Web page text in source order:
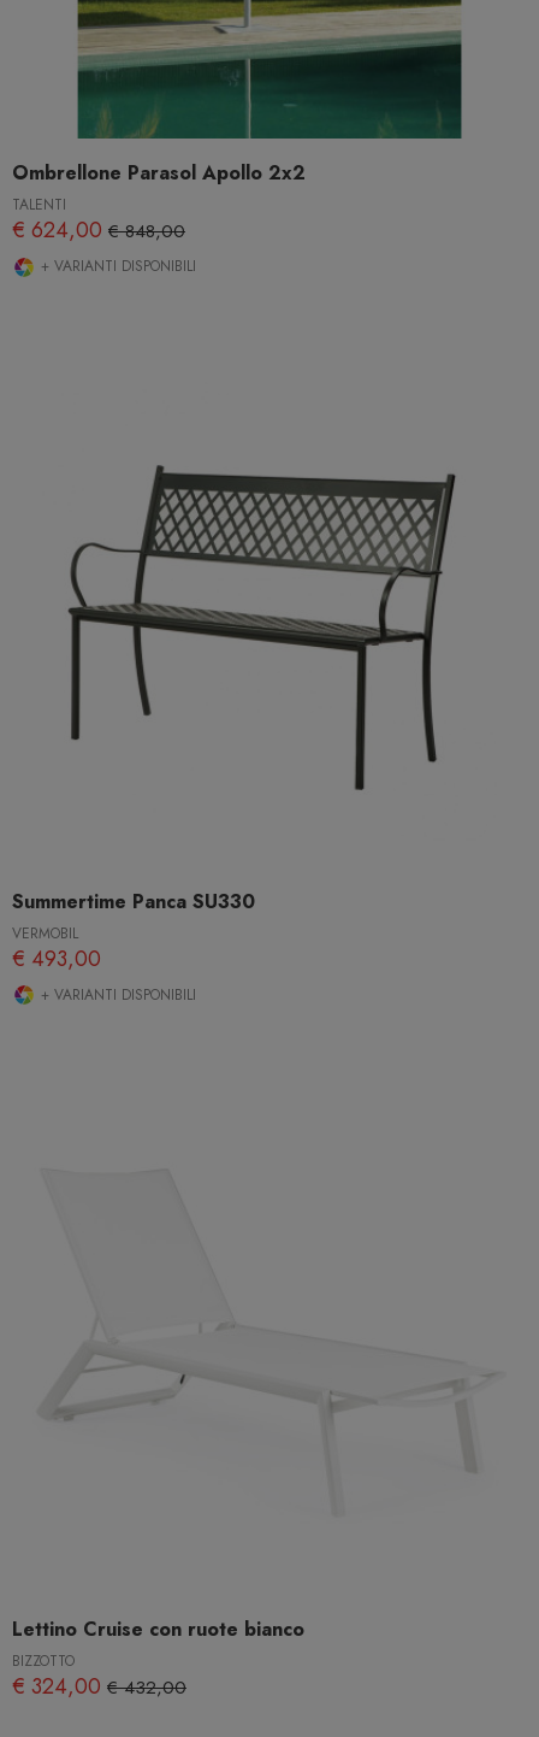
Ombrellone Parasol Apollo 2x2
TALENTI
€ 624,00 € 848,00
+ VARIANTI DISPONIBILI
Summertime Panca SU330
VERMOBIL
€ 493,00
+ VARIANTI DISPONIBILI
Lettino Cruise con ruote bianco
BIZZOTTO
€ 324,00 € 432,00